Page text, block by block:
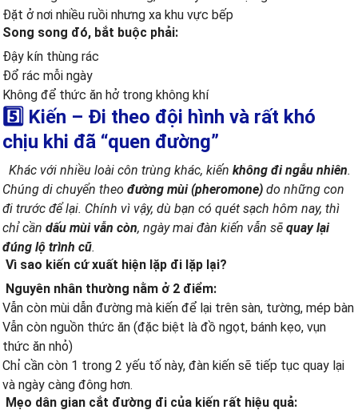
Đặt ở nơi nhiều ruồi nhưng xa khu vực bếp
Song song đó, bắt buộc phải:
Đậy kín thùng rác
Đổ rác mỗi ngày
Không để thức ăn hở trong không khí
5️⃣ Kiến – Đi theo đội hình và rất khó
chịu khi đã “quen đường”
Khác với nhiều loài côn trùng khác, kiếnkhông đi ngẫu nhiên.
Chúng di chuyển theođường mùi (pheromone) do những con
đi trước để lại. Chính vì vậy, dù bạn có quét sạch hôm nay, thì
chỉ cầndấu mùi vẫn còn, ngày mai đàn kiến vẫn sẽquay lại
đúng lộ trình cũ.
Vì sao kiến cứ xuất hiện lặp đi lặp lại?
Nguyên nhân thường nằm ở 2 điểm:
Vẫn còn mùi dẫn đường mà kiến để lại trên sàn, tường, mép bàn
Vẫn còn nguồn thức ăn (đặc biệt là đồ ngọt, bánh kẹo, vụn
thức ăn nhỏ)
Chỉ cần còn 1 trong 2 yếu tố này, đàn kiến sẽ tiếp tục quay lại
và ngày càng đông hơn.
Mẹo dân gian cắt đường đi của kiến rất hiệu quả: